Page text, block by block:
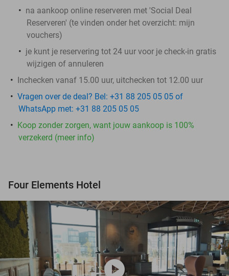
na aankoop online reserveren met 'Social Deal
Reserveren' (te vinden onder het overzicht: mijn
vouchers)
je kunt je reservering tot 24 uur voor je check-in gratis
wijzigen of annuleren
Inchecken vanaf 15.00 uur, uitchecken tot 12.00 uur
Vragen over de deal? Bel: +31 88 205 05 05 of
WhatsApp met: +31 88 205 05 05
Koop zonder zorgen, want jouw aankoop is 100%
verzekerd (meer info)
Four Elements Hotel
play_circle